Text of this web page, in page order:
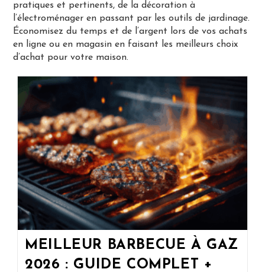
pratiques et pertinents, de la décoration à
l’électroménager en passant par les outils de jardinage.
Économisez du temps et de l’argent lors de vos achats
en ligne ou en magasin en faisant les meilleurs choix
d’achat pour votre maison.
MEILLEUR BARBECUE À GAZ
2026 : GUIDE COMPLET +